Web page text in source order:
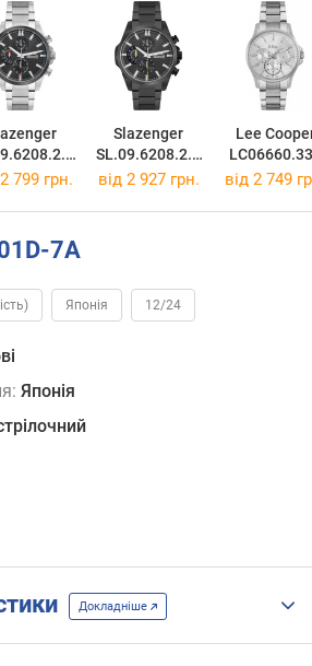
2
Slazenger
SL.09.6208.2.0
1
Lee
799 грн. від 2 927 грн. від 2 749
7A
Японія 12/24
Японія
Докладніше